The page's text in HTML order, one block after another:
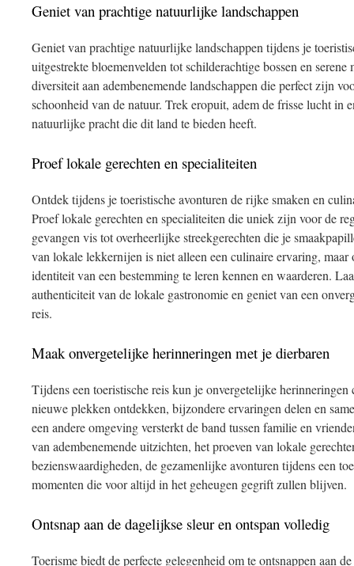
Geniet van prachtige natuurlijke landschappen
Geniet van prachtige natuurlijke landschappen tijdens je
uitgestrekte bloemenvelden tot schilderachtige bossen en
diversiteit aan adembenemende landschappen die perfect zijn
schoonheid van de natuur. Trek eropuit, adem de frisse lucht in
natuurlijke pracht die dit land te bieden heeft.
Proef lokale gerechten en specialiteiten
Ontdek tijdens je toeristische avonturen de rijke smaken en
Proef lokale gerechten en specialiteiten die uniek zijn voor de
gevangen vis tot overheerlijke streekgerechten die je
van lokale lekkernijen is niet alleen een culinaire ervaring,
identiteit van een bestemming te leren kennen en waarderen.
authenticiteit van de lokale gastronomie en geniet van een
reis.
Maak onvergetelijke herinneringen met je dierbaren
Tijdens een toeristische reis kun je onvergetelijke herinneringen
nieuwe plekken ontdekken, bijzondere ervaringen delen en
een andere omgeving versterkt de band tussen familie en
van adembenemende uitzichten, het proeven van lokale
bezienswaardigheden, de gezamenlijke avonturen tijdens een
momenten die voor altijd in het geheugen gegrift zullen blijven.
Ontsnap aan de dagelijkse sleur en ontspan volledig
Toerisme biedt de perfecte gelegenheid om te ontsnappen aan